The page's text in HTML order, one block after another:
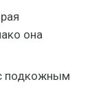
она
подкожным